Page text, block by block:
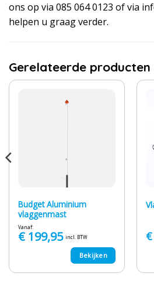
ons op via 085 064 0123 of via
helpen u graag verder.
Gerelateerde producten
Budget Aluminium
vlaggenmast
Vanaf:
€199,95 incl. BTW
Bekijken
€